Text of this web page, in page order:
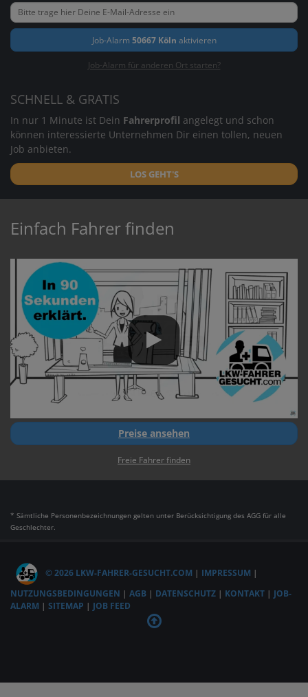
Job-Alarm 50667 Köln aktivieren
Job-Alarm für anderen Ort starten?
SCHNELL & GRATIS
In nur 1 Minute ist Dein Fahrerprofil angelegt und schon
können interessierte Unternehmen Dir einen tollen, neuen
Job anbieten.
LOS GEHT'S
Einfach Fahrer finden
Preise ansehen
Freie Fahrer finden
* Sämtliche Personenbezeichnungen gelten unter Berücksichtigung des AGG für alle
Geschlechter.
© 2026 LKW-FAHRER-GESUCHT.COM | IMPRESSUM |
NUTZUNGSBEDINGUNGEN | AGB | DATENSCHUTZ | KONTAKT | JOB-
ALARM | SITEMAP | JOB FEED